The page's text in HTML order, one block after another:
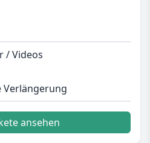
/ Videos
Verlängerung
ansehen